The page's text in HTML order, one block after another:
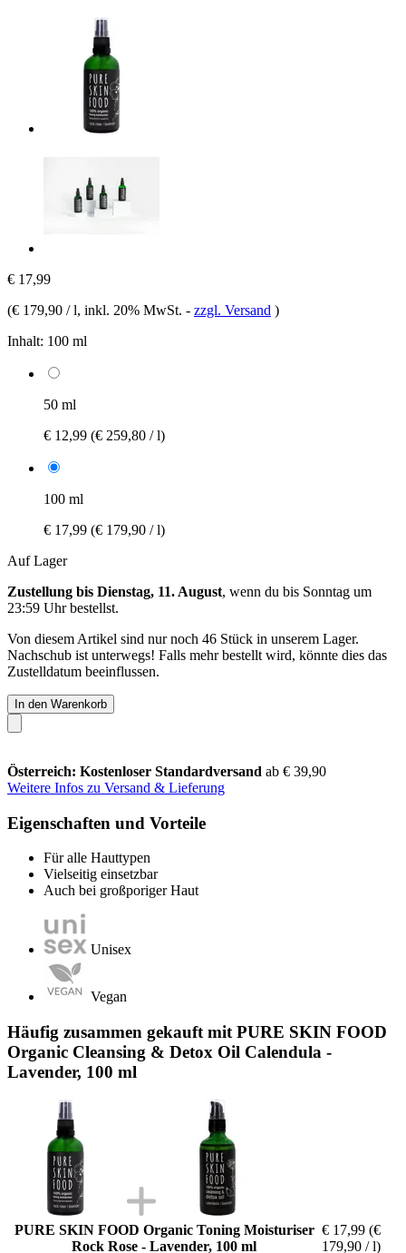
€ 17,99
(€ 179,90 / l, inkl. 20% MwSt. - zzgl. Versand )
Inhalt: 100 ml
50 ml
€ 12,99 (€ 259,80 / l)
100 ml
€ 17,99 (€ 179,90 / l)
Auf Lager
Zustellung bis Dienstag, 11. August, wenn du bis Sonntag um
23:59 Uhrbestellst.
Von diesem Artikel sind nur noch 46 Stück in unserem Lager.
Nachschub ist unterwegs! Falls mehr bestellt wird, könnte dies das
Zustelldatum beeinflussen.
In den Warenkorb
Österreich: Kostenloser Standardversand ab € 39,90
Weitere Infos zu Versand & Lieferung
Eigenschaften und Vorteile
Für alle Hauttypen
Vielseitig einsetzbar
Auch bei großporiger Haut
Unisex
Vegan
Häufig zusammen gekauft mit PURE SKIN FOOD
Organic Cleansing & Detox Oil Calendula -
Lavender, 100 ml
PURE SKIN FOOD Organic Toning Moisturiser
Rock Rose - Lavender, 100 ml
€ 17,99 (€
179,90 / l)